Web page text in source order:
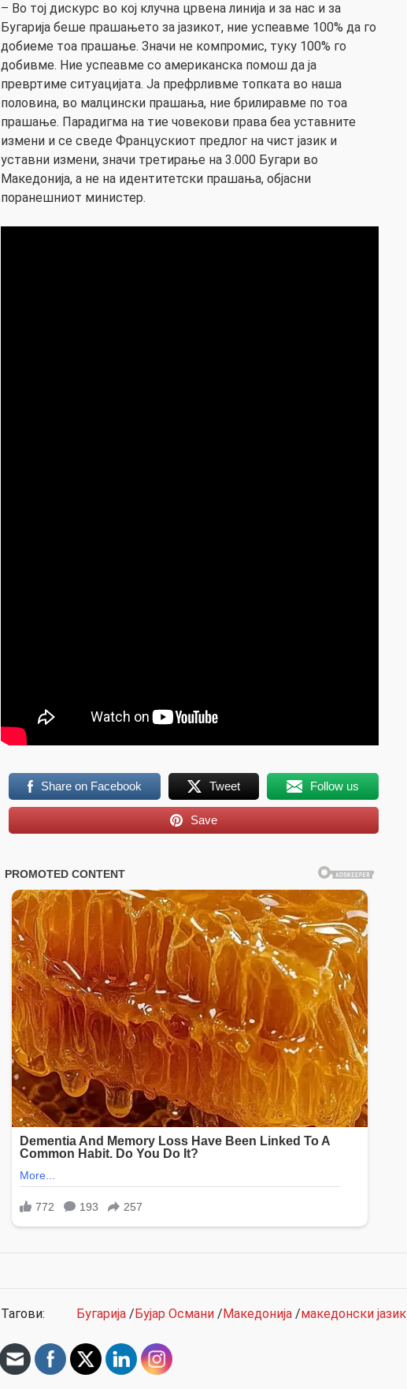
– Во тој дискурс во кој клучна црвена линија и за нас и за
Бугарија беше прашањето за јазикот, ние успеавме 100% да го
добиеме тоа прашање. Значи не компромис, туку 100% го
добивме. Ние успеавме со американска помош да ја
превртиме ситуацијата. Ја префрливме топката во наша
половина, во малцински прашања, ние брилиравме по тоа
прашање. Парадигма на тие човекови права беа уставните
измени и се сведе Францускиот предлог на чист јазик и
уставни измени, значи третирање на 3.000 Бугари во
Македонија, а не на идентитетски прашања, објасни
поранешниот министер.
Share on Facebook Tweet Follow us
Save
Тагови: Бугарија / Бујар Османи / Македонија /македонски јазик